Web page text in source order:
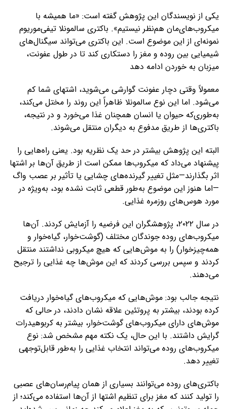
یکی از نویسندگان این پژوهش گفته است: «ما همیشه با
میکروب‌های‌مان هم‌نظر نیستیم». باکتری سالمونلا تیفی‌موریوم
نمونه‌ای از این موضوع است. این باکتری می‌تواند سیگنال‌های
شیمیایی بین روده و مغز را دستکاری کند تا در طول عفونت،
میزبان به خوردن ادامه دهد
معمولاً وقتی دچار عفونت گوارشی می‌شوید، اشتهای شما کم
می‌شود. اما این نوع سالمونلا ظاهراً این روند را مختل می‌کند،
به‌طوری‌که حیوان یا انسان همچنان غذا می‌خورد و در نتیجه،
باکتری‌ها از طریق مدفوع به دیگران منتقل می‌شوند.
البته این پژوهش بیشتر در حد یک نظریه بود. یعنی راه‌هایی را
پیشنهاد می‌داد که میکروب‌ها ممکن است از طریق آن‌ها بر اشتها
اثر بگذارند—مثل تغییر گیرنده‌های چشایی یا تأثیر بر عصب واگ
—اما هنوز این موضوع به‌طور قطعی ثابت نشده بود، به‌ویژه در
مورد هوس‌های روزمره غذایی.
در سال ۲۰۲۲، پژوهشگران این فرضیه را آزمایش کردند. آن‌ها
میکروب‌های روده جوندگان مختلف (گوشت‌خوار، گیاه‌خوار و
همه‌چیزخوار) را به موش‌هایی که هیچ میکروبی نداشتند منتقل
کردند و سپس بررسی کردند که این موش‌ها چه غذایی را ترجیح
می‌دهند.
نتیجه جالب بود: موش‌هایی که میکروب‌های گیاه‌خوار دریافت
کرده بودند، بیشتر به پروتئین علاقه نشان دادند، در حالی که
موش‌های دارای میکروب‌های گوشت‌خوار، بیشتر به کربوهیدرات
گرایش داشتند. با این حال، یک نکته مهم مشخص شد: نوع
میکروب‌های روده می‌تواند انتخاب غذایی را به‌طور قابل‌توجهی
تغییر دهد.
باکتری‌های روده می‌توانند بسیاری از همان پیام‌رسان‌های عصبی
را تولید کنند که مغز برای تنظیم اشتها از آن‌ها استفاده می‌کند؛ از